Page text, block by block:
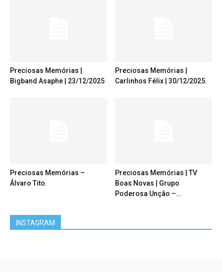
Preciosas Memórias |
Bigband Asaphe | 23/12/2025
Preciosas Memórias |
Carlinhos Félix | 30/12/2025.
Preciosas Memórias –
Álvaro Tito.
Preciosas Memórias | TV
Boas Novas | Grupo
Poderosa Unção –...
INSTAGRAM